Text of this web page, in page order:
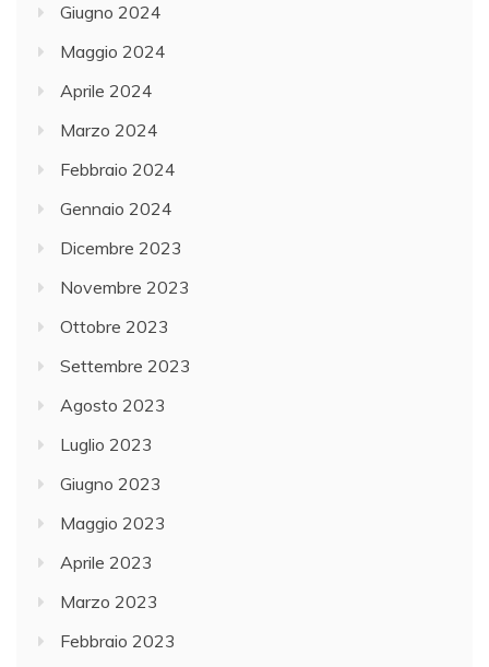
Giugno 2024
Maggio 2024
Aprile 2024
Marzo 2024
Febbraio 2024
Gennaio 2024
Dicembre 2023
Novembre 2023
Ottobre 2023
Settembre 2023
Agosto 2023
Luglio 2023
Giugno 2023
Maggio 2023
Aprile 2023
Marzo 2023
Febbraio 2023